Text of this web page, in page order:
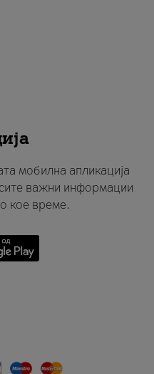
мобилна апликација
важни информации
кое време.